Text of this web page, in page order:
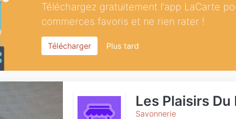
Téléchargez gratuitement l'app LaCarte
commerces favoris et ne rien rater !
Télécharger Plus tard
Les Plaisirs Du
Savonnerie